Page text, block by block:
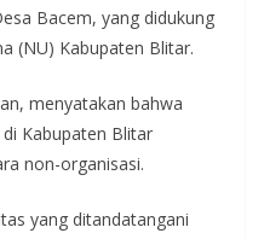
Bacem, yang didukung
(NU) Kabupaten Blitar.
menyatakan bahwa
Kabupaten Blitar
non-organisasi.
yang ditandatangani